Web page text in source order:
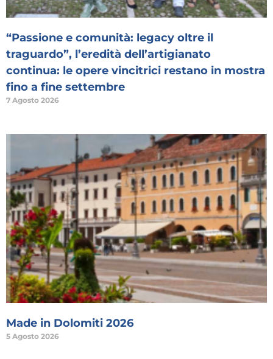
“Passione e comunità: legacy oltre il
traguardo”, l’eredità dell’artigianato
continua: le opere vincitrici restano in mostra
fino a fine settembre
7 Agosto 2026
Made in Dolomiti 2026
5 Agosto 2026